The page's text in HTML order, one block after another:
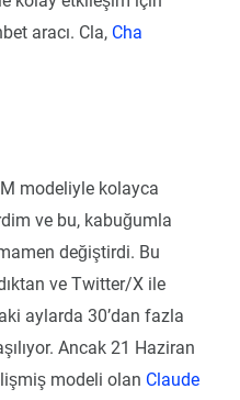
aracı. Cla, Cha
modeliyle kolayca
ve bu, kabuğumla
değiştirdi. Bu
ve Twitter/X ile
aylarda 30’dan fazla
Ancak 21 Haziran
modeli olan Claude